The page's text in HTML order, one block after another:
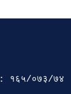
: १६५/०७३/७४